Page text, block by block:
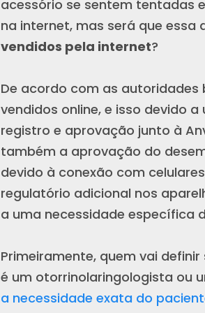
acessório se sentem tentadas
na internet, mas será que essa
vendidos pela internet?
De acordo com as autoridades
vendidos online, e isso devido
registro e aprovação junto à
também a aprovação do
devido à conexão com
regulatório adicional nos
a uma necessidade específica
Primeiramente, quem vai
é um otorrinolaringologista ou
a necessidade exata do